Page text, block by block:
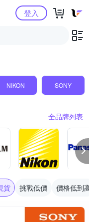
物中心登入
NIKON SONY
全品牌列表
貨 挑戰低價 價格低到